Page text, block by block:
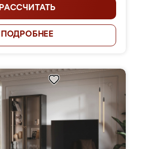
РАССЧИТАТЬ
ПОДРОБНЕЕ